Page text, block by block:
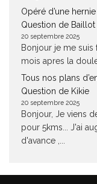
Opéré d’une
Question de Baillot
20 septembre 2025
Bonjour je me suis
mois apres la
Tous nos plans
Question de Kikie
20 septembre 2025
Bonjour, Je viens
pour 5kms... J'ai
d'avance ,...